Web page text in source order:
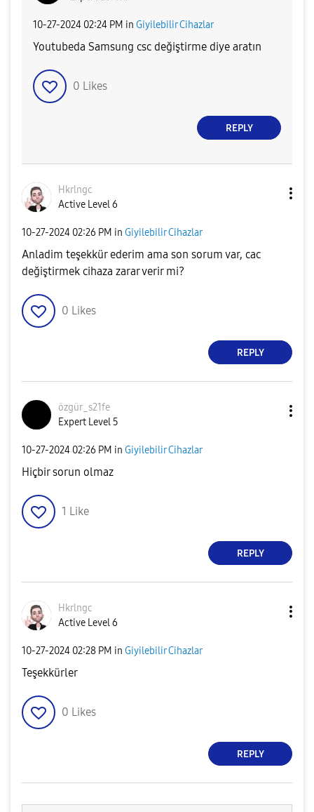
‎10-27-2024 02:24 PM in Giyilebilir Cihazlar
Youtubeda Samsung csc değiştirme diye aratın
0 Likes
REPLY
Hkrlngc
Active Level 6
‎10-27-2024 02:26 PM in Giyilebilir Cihazlar
Anladim teşekkür ederim ama son sorum var, cac
değiştirmek cihaza zarar verir mi?
0 Likes
REPLY
özgür_s21fe
Expert Level 5
‎10-27-2024 02:26 PM in Giyilebilir Cihazlar
Hiçbir sorun olmaz
1 Like
REPLY
Hkrlngc
Active Level 6
‎10-27-2024 02:28 PM in Giyilebilir Cihazlar
Teşekkürler
0 Likes
REPLY